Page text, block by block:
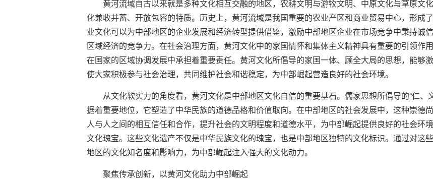
黄河流域自古以来就是多种文化相互交融的地区，农耕文明与游牧文明、中原文化与草原文
化兼收并蓄、开放包容的特质。历史上，黄河流域是我国重要的农业产区和商业贸易中心，形成
业文化可以为中部地区的企业发展和经济转型提供借鉴，激励中部地区企业在市场竞争中秉持诚
区域经济的竞争力。在社会治理方面，黄河文化中的家国情怀和集体主义精神具有重要的引领作
在国家的区域协调发展中承担着重要责任。黄河文化所倡导的家国一体、顾全大局的思想，能够
使大家积极参与社会治理，共同维护社会和谐稳定，为中部崛起营造良好的社会环境。
从文化软实力的角度看，黄河文化是中部地区文化自信的重要基石。儒家思想所倡导的“仁、
据着重要地位，它塑造了中华民族的道德品格和价值取向。在中部地区的社会发展中，这种崇德
人与人之间的相互信任和合作，提升社会的文明程度和道德水平，为中部崛起提供良好的社会环
文化瑰宝。这些文化遗产不仅是中华民族文化的瑰宝，也是中部地区独特的文化标识。通过对这
地区的文化知名度和影响力，为中部崛起注入强大的文化动力。
聚焦传承创新，以黄河文化助力中部崛起